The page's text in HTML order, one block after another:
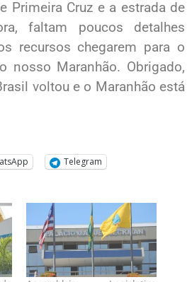
Primeira Cruz e a estrada de
faltam poucos detalhes
recursos chegarem para o
nosso Maranhão. Obrigado,
voltou e o Maranhão está
Telegram